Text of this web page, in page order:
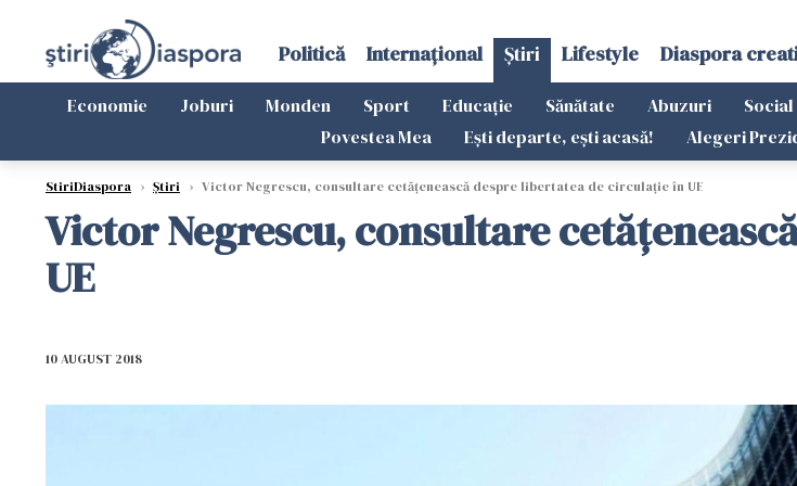
Politică Internațional Știri Lifestyle Diaspora
Economie Joburi Monden Sport Educație Sănătate Abuzuri Social
Povestea Mea
Ești departe, ești acasă! Alegeri
StiriDiaspora › Știri › Victor Negrescu, consultare cetățenească despre libertatea de circulație în UE
Victor Negrescu, consultare
UE
10 AUGUST 2018